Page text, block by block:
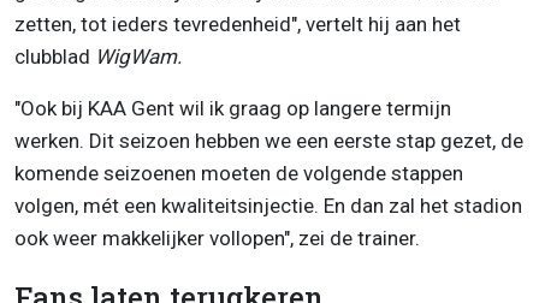
zetten, tot ieders tevredenheid", vertelt hij aan het
clubblad WigWam.
"Ook bij KAA Gent wil ik graag op langere termijn
werken. Dit seizoen hebben we een eerste stap gezet, de
komende seizoenen moeten de volgende stappen
volgen, mét een kwaliteitsinjectie. En dan zal het stadion
ook weer makkelijker vollopen", zei de trainer.